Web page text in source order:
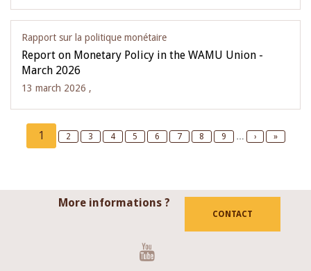
Rapport sur la politique monétaire
Report on Monetary Policy in the WAMU Union -
March 2026
13 march 2026 ,
Pagination
Current
page
1 Page
2 Page
3 Page
4 Page
5 Page
6 Page
7 Page
8 Page
9 …
Next
›
Last
»
More informations ?
CONTACT